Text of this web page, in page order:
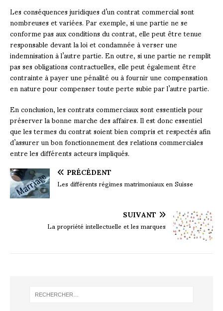
Les conséquences juridiques d’un contrat commercial sont
nombreuses et variées. Par exemple, si une partie ne se
conforme pas aux conditions du contrat, elle peut être tenue
responsable devant la loi et condamnée à verser une
indemnisation à l’autre partie. En outre, si une partie ne remplit
pas ses obligations contractuelles, elle peut également être
contrainte à payer une pénalité ou à fournir une compensation
en nature pour compenser toute perte subie par l’autre partie.
En conclusion, les contrats commerciaux sont essentiels pour
préserver la bonne marche des affaires. Il est donc essentiel
que les termes du contrat soient bien compris et respectés afin
d’assurer un bon fonctionnement des relations commerciales
entre les différents acteurs impliqués.
PRÉCÉDENT
Les différents régimes matrimoniaux en Suisse
SUIVANT
La propriété intellectuelle et les marques